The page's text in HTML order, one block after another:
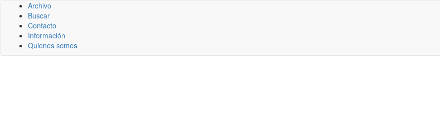
Archivo
Buscar
Contacto
Información
Quienes somos